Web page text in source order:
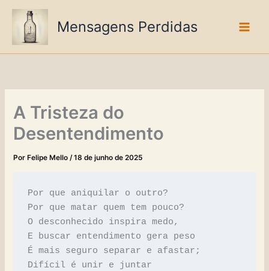
Mensagens Perdidas
A Tristeza do
Desentendimento
Por Felipe Mello/18 de junho de 2025
Por que aniquilar o outro?
Por que matar quem tem pouco?
O desconhecido inspira medo,
E buscar entendimento gera peso
É mais seguro separar e afastar;
Difícil é unir e juntar